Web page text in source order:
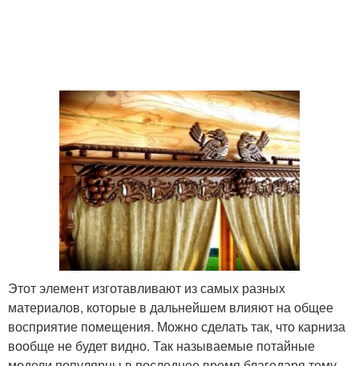
Этот элемент изготавливают из самых разных
материалов, которые в дальнейшем влияют на общее
восприятие помещения. Можно сделать так, что карниза
вообще не будет видно. Так называемые потайные